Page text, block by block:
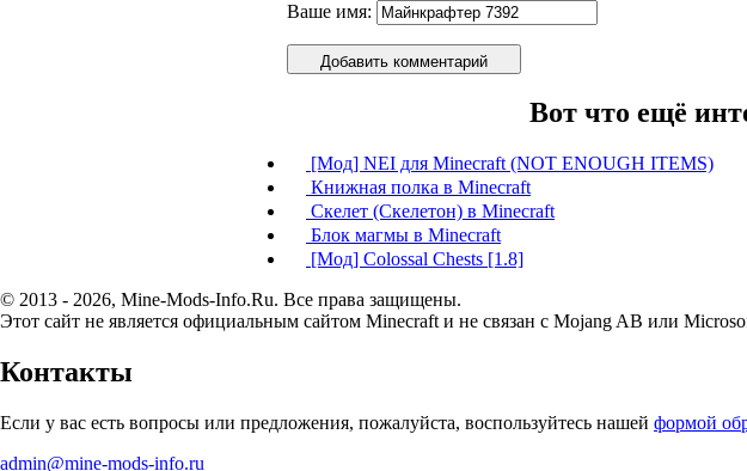
Ваше имя:
Добавить комментарий
Вот что ещё
[Мод] NEI для Minecraft (NOT ENOUGH ITEMS)
Книжная полка в Minecraft
Скелет (Скелетон) в Minecraft
Блок магмы в Minecraft
[Мод] Colossal Chests [1.8]
© 2013 - 2026, Mine-Mods-Info.Ru. Все права защищены.
Этот сайт не является официальным сайтом Minecraft и не связан с Mojang AB или
Контакты
Если у вас есть вопросы или предложения, пожалуйста, воспользуйтесь нашей формой
admin@mine-mods-info.ru